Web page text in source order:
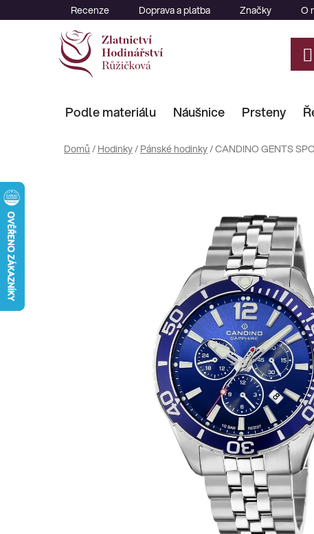
na
Recenze Doprava a platba Značky O
Podle materiálu Náušnice Prsteny
Domů / Hodinky/ Pánské hodinky/CANDINO GENTS